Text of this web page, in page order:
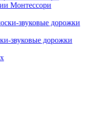
Монтессори
звуковые дорожки